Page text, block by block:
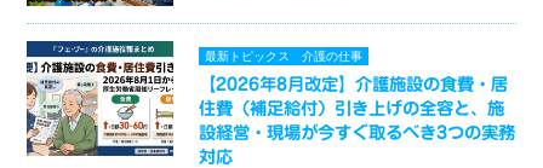
最新トピックス 介護の仕事
【2026年8月改定】介護施設の食費・居
住費（補足給付）引き上げの全容と、施
設経営・現場が今すぐ取るべき3つの実務
対応